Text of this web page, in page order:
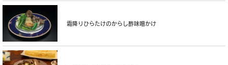
霜降りひらたけのからし酢味噌かけ